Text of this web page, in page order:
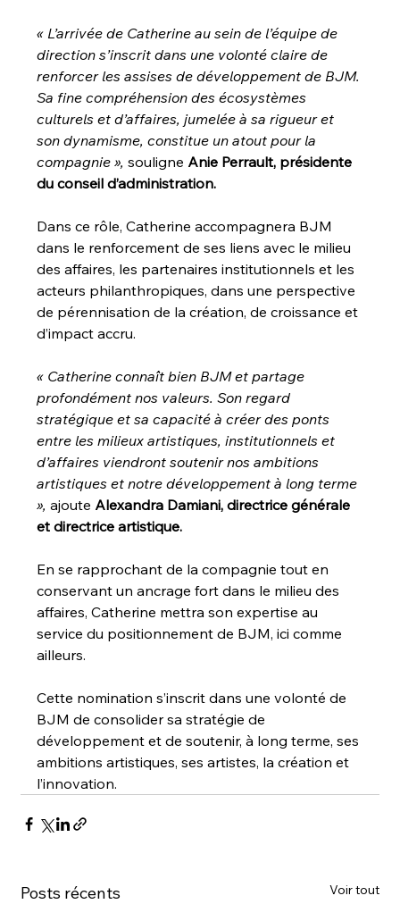
« L’arrivée de Catherine au sein de l’équipe de
direction s’inscrit dans une volonté claire de
renforcer les assises de développement de BJM.
Sa fine compréhension des écosystèmes
culturels et d’affaires, jumelée à sa rigueur et
son dynamisme, constitue un atout pour la
compagnie », souligne Anie Perrault, présidente
du conseil d’administration.
Dans ce rôle, Catherine accompagnera BJM
dans le renforcement de ses liens avec le milieu
des affaires, les partenaires institutionnels et les
acteurs philanthropiques, dans une perspective
de pérennisation de la création, de croissance et
d’impact accru.
« Catherine connaît bien BJM et partage
profondément nos valeurs. Son regard
stratégique et sa capacité à créer des ponts
entre les milieux artistiques, institutionnels et
d’affaires viendront soutenir nos ambitions
artistiques et notre développement à long terme
», ajoute Alexandra Damiani, directrice générale
et directrice artistique.
En se rapprochant de la compagnie tout en
conservant un ancrage fort dans le milieu des
affaires, Catherine mettra son expertise au
service du positionnement de BJM, ici comme
ailleurs.
Cette nomination s’inscrit dans une volonté de
BJM de consolider sa stratégie de
développement et de soutenir, à long terme, ses
ambitions artistiques, ses artistes, la création et
l’innovation.
Posts récents Voir tout